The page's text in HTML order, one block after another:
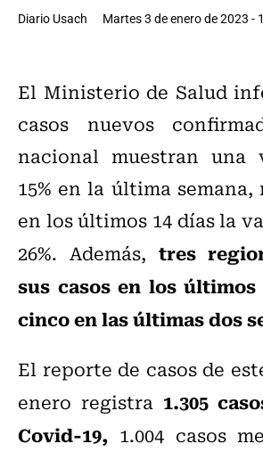
Diario Usach Martes 3 de enero de 2023 -
El Ministerio de Salud
casos nuevos
nacional muestran una
15% en la última
en los últimos 14 días la
26%. Además, tres
sus casos en los
cinco en las últimas dos
El reporte de casos de
enero registra1.305
Covid-19, 1.004 casos